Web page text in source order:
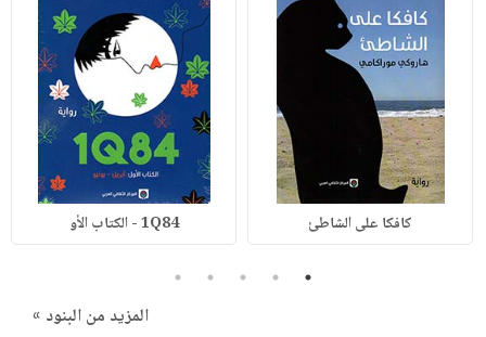
كافكا على الشاطئ 1Q84 - الكتاب الأو
1
2
3
4
5
المزيد من البنود »